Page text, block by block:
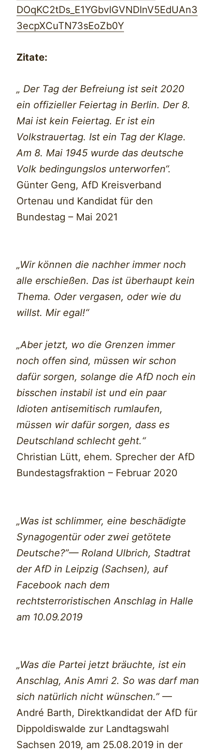
DOqKC2tDs_E1YGbvIGVNDInV5EdUAn3
3ecpXCuTN73sEoZb0Y
Zitate:
„ Der Tag der Befreiung ist seit 2020
ein offizieller Feiertag in Berlin. Der 8.
Mai ist kein Feiertag. Er ist ein
Volkstrauertag. Ist ein Tag der Klage.
Am 8. Mai 1945 wurde das deutsche
Volk bedingungslos unterworfen“.
Günter Geng, AfD Kreisverband
Ortenau und Kandidat für den
Bundestag – Mai 2021
„Wir können die nachher immer noch
alle erschießen. Das ist überhaupt kein
Thema. Oder vergasen, oder wie du
willst. Mir egal!“
„Aber jetzt, wo die Grenzen immer
noch offen sind, müssen wir schon
dafür sorgen, solange die AfD noch ein
bisschen instabil ist und ein paar
Idioten antisemitisch rumlaufen,
müssen wir dafür sorgen, dass es
Deutschland schlecht geht.“
Christian Lütt, ehem. Sprecher der AfD
Bundestagsfraktion – Februar 2020
„Was ist schlimmer, eine beschädigte
Synagogentür oder zwei getötete
Deutsche?”— Roland Ulbrich, Stadtrat
der AfD in Leipzig (Sachsen), auf
Facebook nach dem
rechtsterroristischen Anschlag in Halle
am 10.09.2019
„Was die Partei jetzt bräuchte, ist ein
Anschlag, Anis Amri 2. So was darf man
sich natürlich nicht wünschen.”—
André Barth, Direktkandidat der AfD für
Dippoldiswalde zur Landtagswahl
Sachsen 2019, am 25.08.2019 in der